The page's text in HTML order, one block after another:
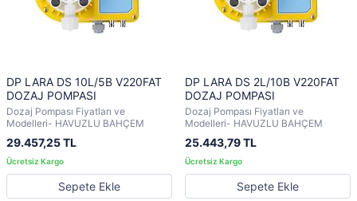
DP LARA DS 10L/5B V220FAT
DOZAJ POMPASI
Dozaj Pompası Fiyatları ve
Modelleri- HAVUZLU BAHÇEM
29.457,25 TL
Sepete Ekle
DP LARA DS 2L/10B V220FAT
DOZAJ POMPASI
Dozaj Pompası Fiyatları ve
Modelleri- HAVUZLU BAHÇEM
25.443,79 TL
Sepete Ekle